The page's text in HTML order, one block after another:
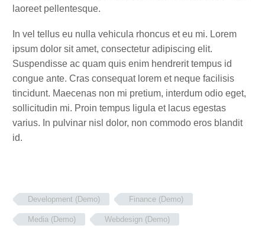
laoreet pellentesque.
In vel tellus eu nulla vehicula rhoncus et eu mi. Lorem
ipsum dolor sit amet, consectetur adipiscing elit.
Suspendisse ac quam quis enim hendrerit tempus id
congue ante. Cras consequat lorem et neque facilisis
tincidunt. Maecenas non mi pretium, interdum odio eget,
sollicitudin mi. Proin tempus ligula et lacus egestas
varius. In pulvinar nisl dolor, non commodo eros blandit
id.
Development (Demo) Finance (Demo)
Media (Demo) Webdesign (Demo)